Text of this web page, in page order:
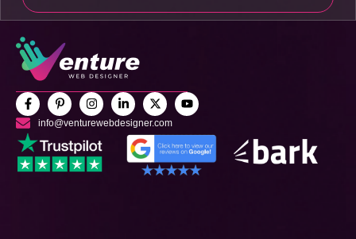
info@venturewebdesigner.com